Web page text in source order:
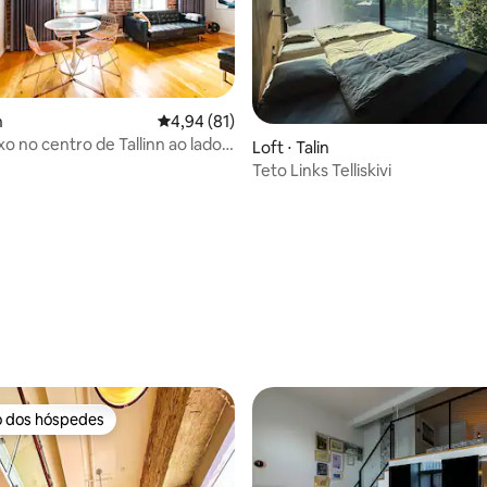
de 5, 99 avaliações
4,94 de uma avaliação média de 5, 81
4,94 (81)
no centro de Tallinn ao lado
Loft ⋅ Talin
Teto Links Telliskivi
dos hóspedes
dos hóspedes